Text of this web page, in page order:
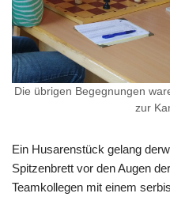
Die übrigen Begegnungen
zur
Ein Husarenstück gelang
Spitzenbrett vor den Augen
Teamkollegen mit einem